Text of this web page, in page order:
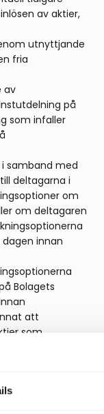
av aktier,
utnyttjande
fria
av
på
som infaller
samband med
deltagarna i
om
om deltagaren
innan
Bolagets
att
som
av, kan